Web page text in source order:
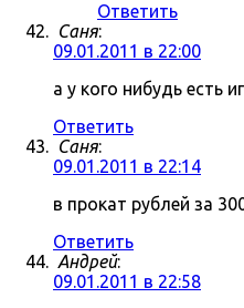
Ответить
Саня:
09.01.2011 в 22:00
а у кого нибудь есть
Ответить
Саня:
09.01.2011 в 22:14
в прокат рублей за
Ответить
Андрей:
09.01.2011 в 22:58